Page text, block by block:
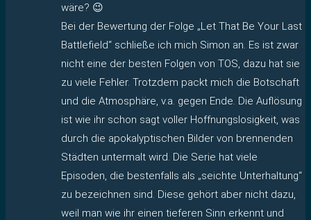
wäre? 😉
Bei der Bewertung der Folge „Let That Be Your Last
Battlefield“ schließe ich mich Simon an. Es ist zwar
nicht eine der besten Folgen von TOS, dazu hat sie
zu viele Fehler. Trotzdem packt mich die Botschaft
und die Atmosphäre, v.a. gegen Ende. Die Auflösung
ist wie ihr schon sagt voller Hoffnungslosigkeit, was
durch die apokalyptischen Bilder von brennenden
Städten untermalt wird. Die Serie hat viele
Episoden, die bestenfalls als „seichte Unterhaltung“
zu bezeichnen sind. Diese gehört aber nicht dazu,
weil man wie ihr einen tieferen Sinn erkennt und